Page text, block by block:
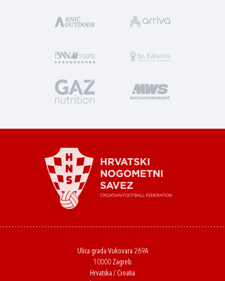
Ulica grada Vukovara 269A
10000 Zagreb
Hrvatska / Croatia